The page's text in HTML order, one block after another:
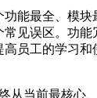
能最全、模块
见误区。功
高员工的学习
终从当前最核心